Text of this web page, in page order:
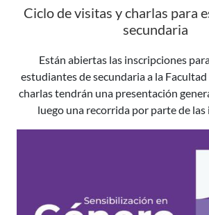
Ciclo de visitas y charlas para
secundaria
Están abiertas las inscripciones
estudiantes de secundaria a la Facultad
charlas tendrán una presentación
luego una recorrida por parte de las